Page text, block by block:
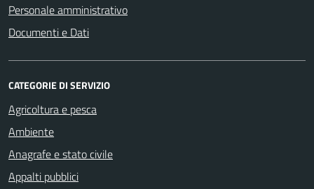
Personale amministrativo
Documenti e Dati
CATEGORIE DI SERVIZIO
Agricoltura e pesca
Ambiente
Anagrafe e stato civile
Appalti pubblici